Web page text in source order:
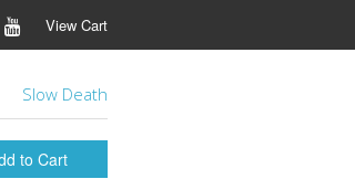
View Cart
Slow Death
to Cart